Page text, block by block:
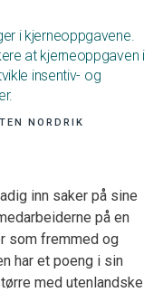
i kjerneoppgavene.
at kjerneoppgaven i
insentiv- og
NORDRIK
inn saker på sine
på en
som fremmed og
har et poeng i sin
med utenlandske